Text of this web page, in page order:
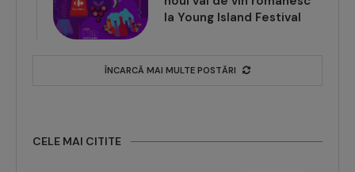
la Young Island Festival
ÎNCARCĂ MAI MULTE POSTĂRI
CELE MAI CITITE